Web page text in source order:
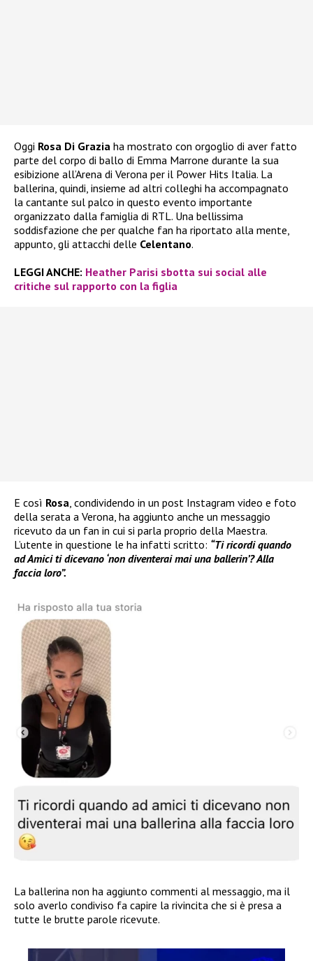
Oggi Rosa Di Grazia ha mostrato con orgoglio di aver fatto
parte del corpo di ballo di Emma Marrone durante la sua
esibizione all’Arena di Verona per il Power Hits Italia. La
ballerina, quindi, insieme ad altri colleghi ha accompagnato
la cantante sul palco in questo evento importante
organizzato dalla famiglia di RTL. Una bellissima
soddisfazione che per qualche fan ha riportato alla mente,
appunto, gli attacchi delle Celentano.
LEGGI ANCHE: Heather Parisi sbotta sui social alle
critiche sul rapporto con la figlia
E così Rosa, condividendo in un post Instagram video e foto
della serata a Verona, ha aggiunto anche un messaggio
ricevuto da un fan in cui si parla proprio della Maestra.
L’utente in questione le ha infatti scritto: “Ti ricordi quando
ad Amici ti dicevano ‘non diventerai mai una ballerin’? Alla
faccia loro”.
La ballerina non ha aggiunto commenti al messaggio, ma il
solo averlo condiviso fa capire la rivincita che si è presa a
tutte le brutte parole ricevute.